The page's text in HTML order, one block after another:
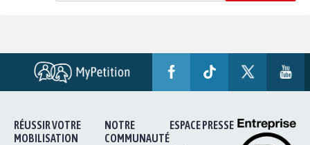
RÉUSSIR VOTRE
MOBILISATION
NOTRE
COMMUNAUTÉ
ESPACE PRESSE